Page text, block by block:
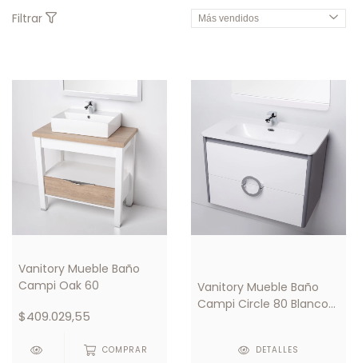
Filtrar
Vanitory Mueble Baño
Campi Oak 60
$409.029,55
COMPRAR
Vanitory Mueble Baño
Campi Circle 80 Blanco/
DETALLES